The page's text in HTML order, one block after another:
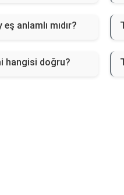
anlamlı mıdır?
hangisi doğru?